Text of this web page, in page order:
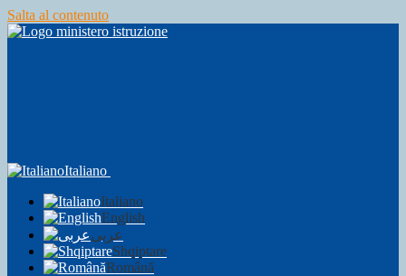
Salta al contenuto
Italiano
Italiano
English
عربى
Shqiptare
Română